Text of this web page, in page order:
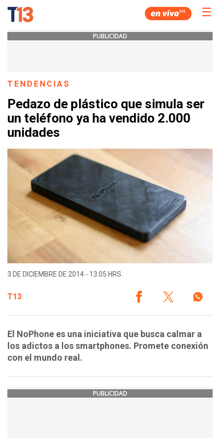
☰
PUBLICIDAD
TENDENCIAS
Pedazo de plástico que simula ser
un teléfono ya ha vendido 2.000
unidades
3 DE DICIEMBRE DE 2014 - 13:05 HRS.
T13
El NoPhone es una iniciativa que busca calmar a
los adictos a los smartphones. Promete conexión
con el mundo real.
PUBLICIDAD